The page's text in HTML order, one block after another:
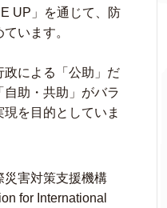
UP」を通じて、防
います。
政による「公助」だ
助・共助」がバラ
を目的としていま
害対策支援機構
for International